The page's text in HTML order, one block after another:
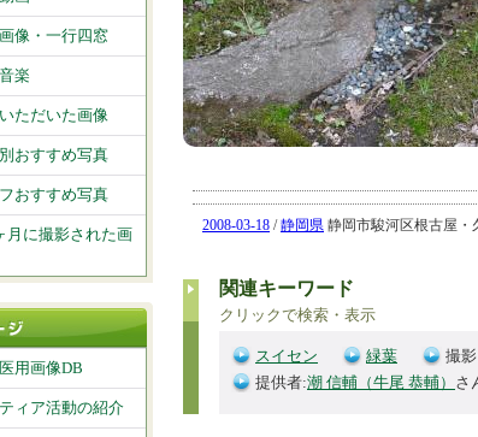
2008-03-18 /静岡県 静岡市駿河区根古屋・
関連キーワード
クリックで検索・表示
スイセン 緑葉 撮
提供者:潮 信輔（牛尾 恭輔） さ
像・一行四窓
楽
ただいた画像
おすすめ写真
おすすめ写真
月に撮影された画
用画像DB
ィア活動の紹介